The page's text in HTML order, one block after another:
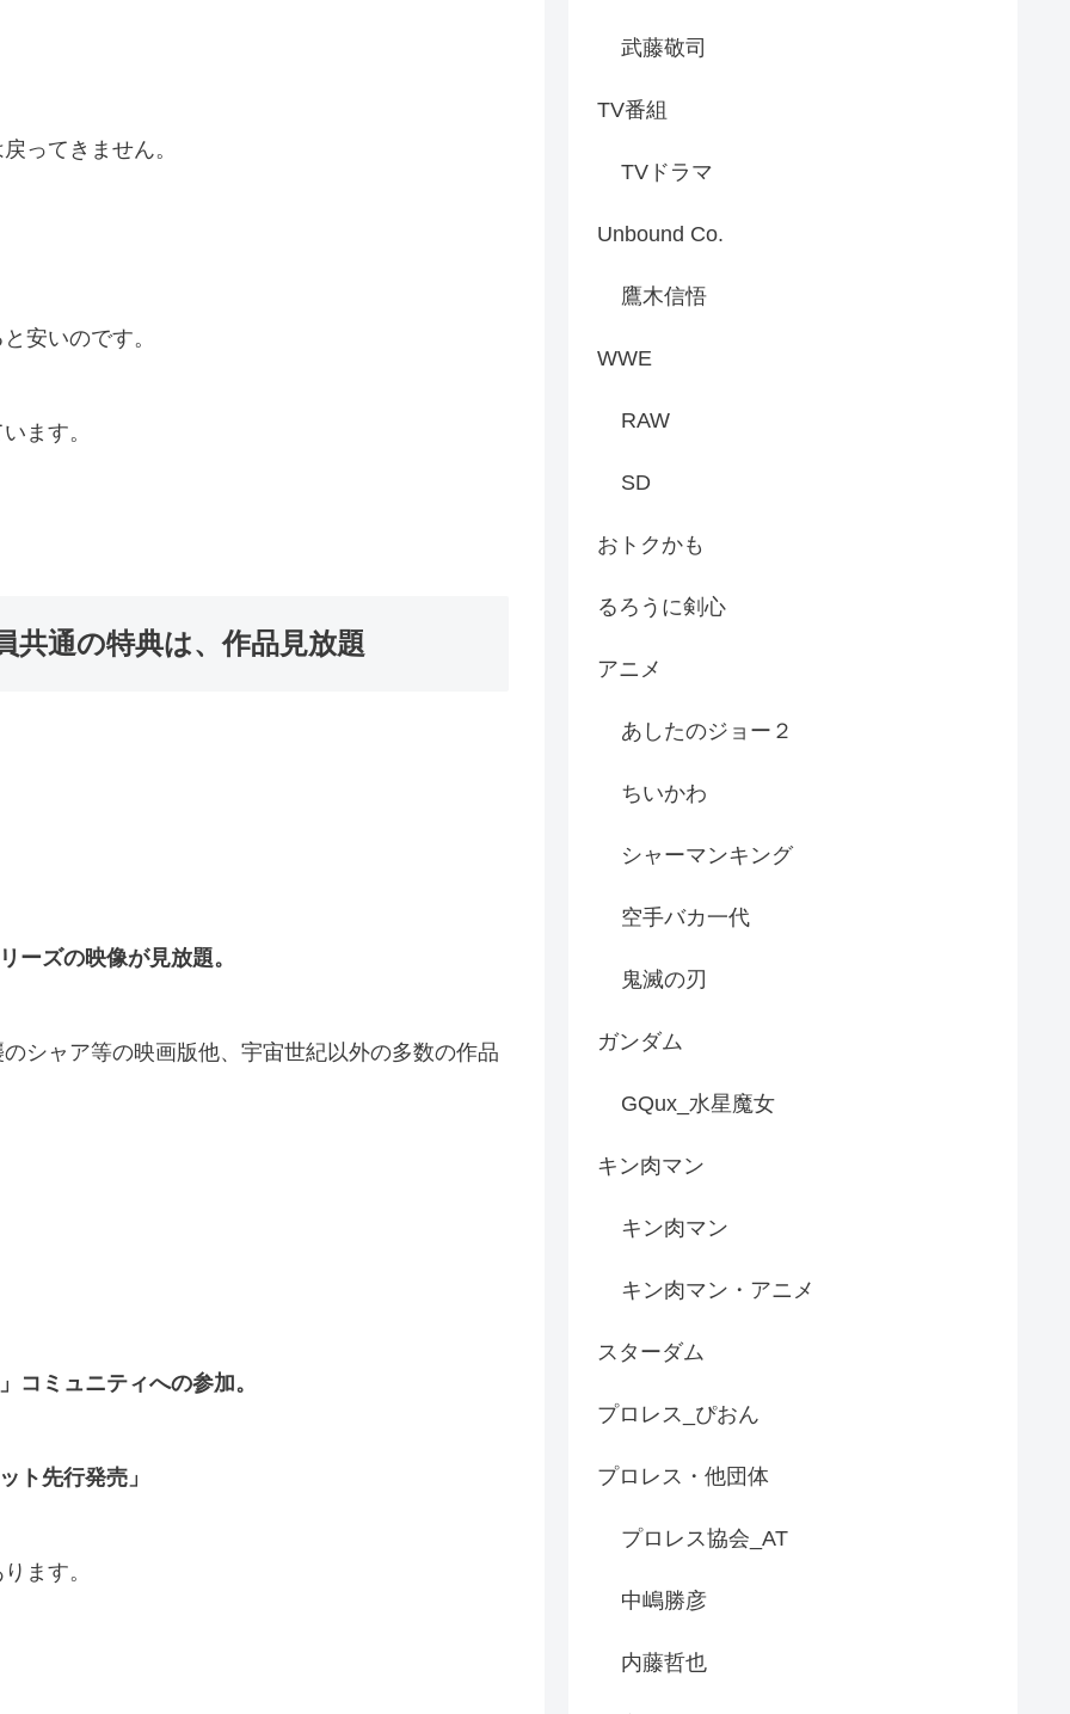
ってきません。
安いのです。
ます。
共通の特典は、作品見放題
ーズの映像が見放題。
シャア等の映画版他、宇宙世紀以外の多数の作品
コミュニティへの参加。
ト先行発売」
ます。
武藤敬司
TV番組
TVドラマ
Unbound Co.
鷹木信悟
WWE
RAW
SD
おトクかも
るろうに剣心
アニメ
あしたのジョー２
ちいかわ
シャーマンキング
空手バカ一代
鬼滅の刃
ガンダム
GQux_水星魔女
キン肉マン
キン肉マン
キン肉マン・アニメ
スターダム
プロレス_ぴおん
プロレス・他団体
プロレス協会_AT
中嶋勝彦
内藤哲也